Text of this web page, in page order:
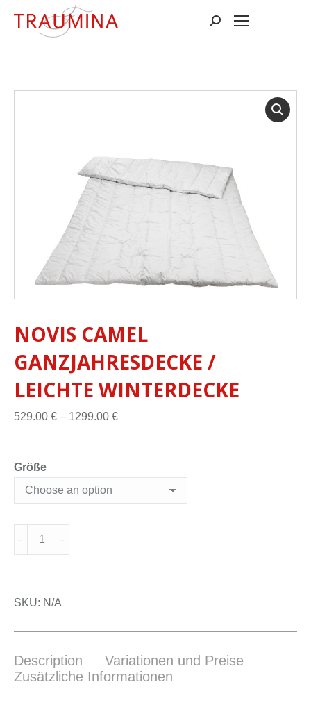
Suchen:
NOVIS CAMEL
GANZJAHRESDECKE /
LEICHTE WINTERDECKE
529.00 € – 1299.00 €
Größe
SKU: N/A
Description
Variationen und Preise
Zusätzliche Informationen